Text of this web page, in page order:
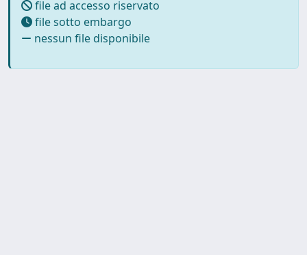
file ad accesso riservato
file sotto embargo
nessun file disponibile